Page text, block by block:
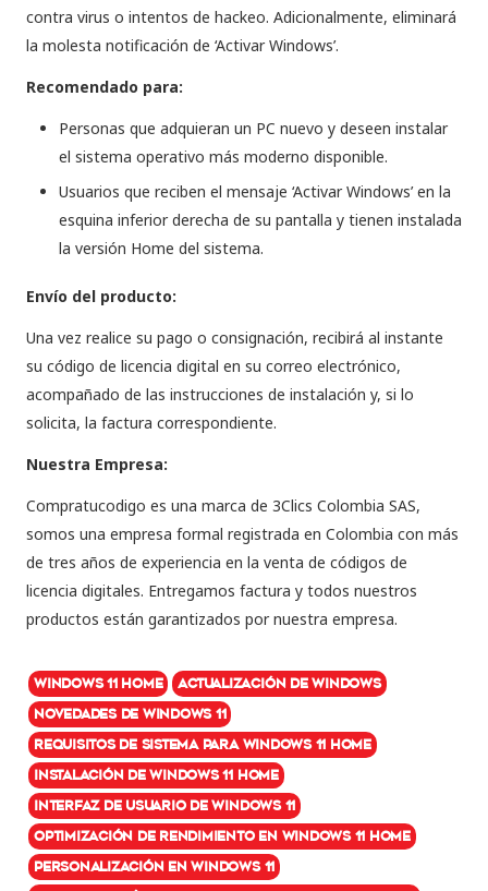
contra virus o intentos de hackeo. Adicionalmente, eliminará
la molesta notificación de ‘Activar Windows’.
Recomendado para:
Personas que adquieran un PC nuevo y deseen instalar
el sistema operativo más moderno disponible.
Usuarios que reciben el mensaje ‘Activar Windows’ en la
esquina inferior derecha de su pantalla y tienen instalada
la versión Home del sistema.
Envío del producto:
Una vez realice su pago o consignación, recibirá al instante
su código de licencia digital en su correo electrónico,
acompañado de las instrucciones de instalación y, si lo
solicita, la factura correspondiente.
Nuestra Empresa:
Compratucodigo es una marca de 3Clics Colombia SAS,
somos una empresa formal registrada en Colombia con más
de tres años de experiencia en la venta de códigos de
licencia digitales. Entregamos factura y todos nuestros
productos están garantizados por nuestra empresa.
Windows 11 Home
Actualización de Windows
Novedades de Windows 11
Requisitos de sistema para Windows 11 Home
Instalación de Windows 11 Home
Interfaz de usuario de Windows 11
Optimización de rendimiento en Windows 11 Home
Personalización en Windows 11